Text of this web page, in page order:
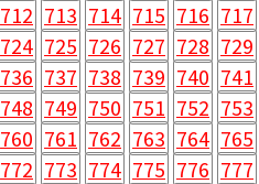
712 713 714 715 716 717
724 725 726 727 728 729
736 737 738 739 740 741
748 749 750 751 752 753
760 761 762 763 764 765
772 773 774 775 776 777